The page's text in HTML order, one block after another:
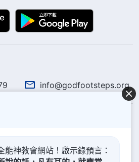
info@godfootsteps.org
想進入神的國度嗎？
能神教會網站！啟示錄預言：